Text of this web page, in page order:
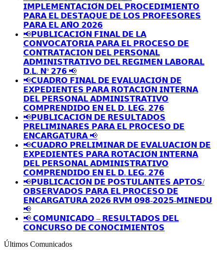
𝗜𝗠𝗣𝗟𝗘𝗠𝗘𝗡𝗧𝗔𝗖𝗜𝗢́𝗡 𝗗𝗘𝗟 𝗣𝗥𝗢𝗖𝗘𝗗𝗜𝗠𝗜𝗘𝗡𝗧𝗢
𝗣𝗔𝗥𝗔 𝗘𝗟 𝗗𝗘𝗦𝗧𝗔𝗤𝗨𝗘 𝗗𝗘 𝗟𝗢𝗦 𝗣𝗥𝗢𝗙𝗘𝗦𝗢𝗥𝗘𝗦
𝗣𝗔𝗥𝗔 𝗘𝗟 𝗔𝗡̃𝗢 𝟮𝟬𝟮𝟲
📢𝗣𝗨𝗕𝗟𝗜𝗖𝗔𝗖𝗜𝗢́𝗡 𝗙𝗜𝗡𝗔𝗟 𝗗𝗘 𝗟𝗔
𝗖𝗢𝗡𝗩𝗢𝗖𝗔𝗧𝗢𝗥𝗜𝗔 𝗣𝗔𝗥𝗔 𝗘𝗟 𝗣𝗥𝗢𝗖𝗘𝗦𝗢 𝗗𝗘
𝗖𝗢𝗡𝗧𝗥𝗔𝗧𝗔𝗖𝗜𝗢𝗡 𝗗𝗘𝗟 𝗣𝗘𝗥𝗦𝗢𝗡𝗔𝗟
𝗔𝗗𝗠𝗜𝗡𝗜𝗦𝗧𝗥𝗔𝗧𝗜𝗩𝗢 𝗗𝗘𝗟 𝗥𝗘𝗚𝗜𝗠𝗘𝗡 𝗟𝗔𝗕𝗢𝗥𝗔𝗟
𝗗.𝗟. 𝗡º 𝟮𝟳𝟲 📢
📢𝗖𝗨𝗔𝗗𝗥𝗢 𝗙𝗜𝗡𝗔𝗟 𝗗𝗘 𝗘𝗩𝗔𝗟𝗨𝗔𝗖𝗜𝗢́𝗡 𝗗𝗘
𝗘𝗫𝗣𝗘𝗗𝗜𝗘𝗡𝗧𝗘𝗦 𝗣𝗔𝗥𝗔 𝗥𝗢𝗧𝗔𝗖𝗜𝗢́𝗡 𝗜𝗡𝗧𝗘𝗥𝗡𝗔
𝗗𝗘𝗟 𝗣𝗘𝗥𝗦𝗢𝗡𝗔𝗟 𝗔𝗗𝗠𝗜𝗡𝗜𝗦𝗧𝗥𝗔𝗧𝗜𝗩𝗢
𝗖𝗢𝗠𝗣𝗥𝗘𝗡𝗗𝗜𝗗𝗢 𝗘𝗡 𝗘𝗟 𝗗. 𝗟𝗘𝗚. 𝟮𝟳𝟲
📢𝗣𝗨𝗕𝗟𝗜𝗖𝗔𝗖𝗜𝗢́𝗡 𝗗𝗘 𝗥𝗘𝗦𝗨𝗟𝗧𝗔𝗗𝗢𝗦
𝗣𝗥𝗘𝗟𝗜𝗠𝗜𝗡𝗔𝗥𝗘𝗦 𝗣𝗔𝗥𝗔 𝗘𝗟 𝗣𝗥𝗢𝗖𝗘𝗦𝗢 𝗗𝗘
𝗘𝗡𝗖𝗔𝗥𝗚𝗔𝗧𝗨𝗥𝗔 📢
📢𝗖𝗨𝗔𝗗𝗥𝗢 𝗣𝗥𝗘𝗟𝗜𝗠𝗜𝗡𝗔𝗥 𝗗𝗘 𝗘𝗩𝗔𝗟𝗨𝗔𝗖𝗜𝗢́𝗡 𝗗𝗘
𝗘𝗫𝗣𝗘𝗗𝗜𝗘𝗡𝗧𝗘𝗦 𝗣𝗔𝗥𝗔 𝗥𝗢𝗧𝗔𝗖𝗜𝗢́𝗡 𝗜𝗡𝗧𝗘𝗥𝗡𝗔
𝗗𝗘𝗟 𝗣𝗘𝗥𝗦𝗢𝗡𝗔𝗟 𝗔𝗗𝗠𝗜𝗡𝗜𝗦𝗧𝗥𝗔𝗧𝗜𝗩𝗢
𝗖𝗢𝗠𝗣𝗥𝗘𝗡𝗗𝗜𝗗𝗢 𝗘𝗡 𝗘𝗟 𝗗. 𝗟𝗘𝗚. 𝟮𝟳𝟲
📢𝗣𝗨𝗕𝗟𝗜𝗖𝗔𝗖𝗜𝗢́𝗡 𝗗𝗘 𝗣𝗢𝗦𝗧𝗨𝗟𝗔𝗡𝗧𝗘𝗦 𝗔𝗣𝗧𝗢𝗦/
𝗢𝗕𝗦𝗘𝗥𝗩𝗔𝗗𝗢𝗦 𝗣𝗔𝗥𝗔 𝗘𝗟 𝗣𝗥𝗢𝗖𝗘𝗦𝗢 𝗗𝗘
𝗘𝗡𝗖𝗔𝗥𝗚𝗔𝗧𝗨𝗥𝗔 𝟮𝟬𝟮𝟲 𝗥𝗩𝗠 𝟬𝟵𝟴-𝟮𝟬𝟮𝟱-𝗠𝗜𝗡𝗘𝗗𝗨
📢
📢 𝗖𝗢𝗠𝗨𝗡𝗜𝗖𝗔𝗗𝗢 – 𝗥𝗘𝗦𝗨𝗟𝗧𝗔𝗗𝗢𝗦 𝗗𝗘𝗟
𝗖𝗢𝗡𝗖𝗨𝗥𝗦𝗢 𝗗𝗘 𝗖𝗢𝗡𝗢𝗖𝗜𝗠𝗜𝗘𝗡𝗧𝗢𝗦
Últimos Comunicados